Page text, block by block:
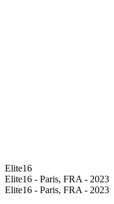
Elite16
Elite16 - Paris, FRA - 2023
Elite16 - Paris, FRA - 2023